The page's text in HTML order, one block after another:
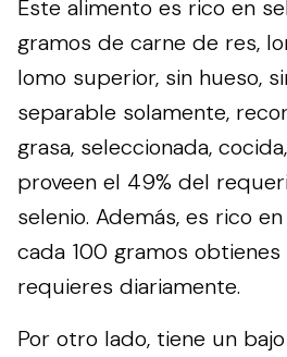
Este alimento es rico en
gramos de carne de res,
lomo superior, sin hueso,
separable solamente,
grasa, seleccionada,
proveen el 49% del
selenio. Además, es rico
cada 100 gramos
requieres diariamente.
Por otro lado, tiene un